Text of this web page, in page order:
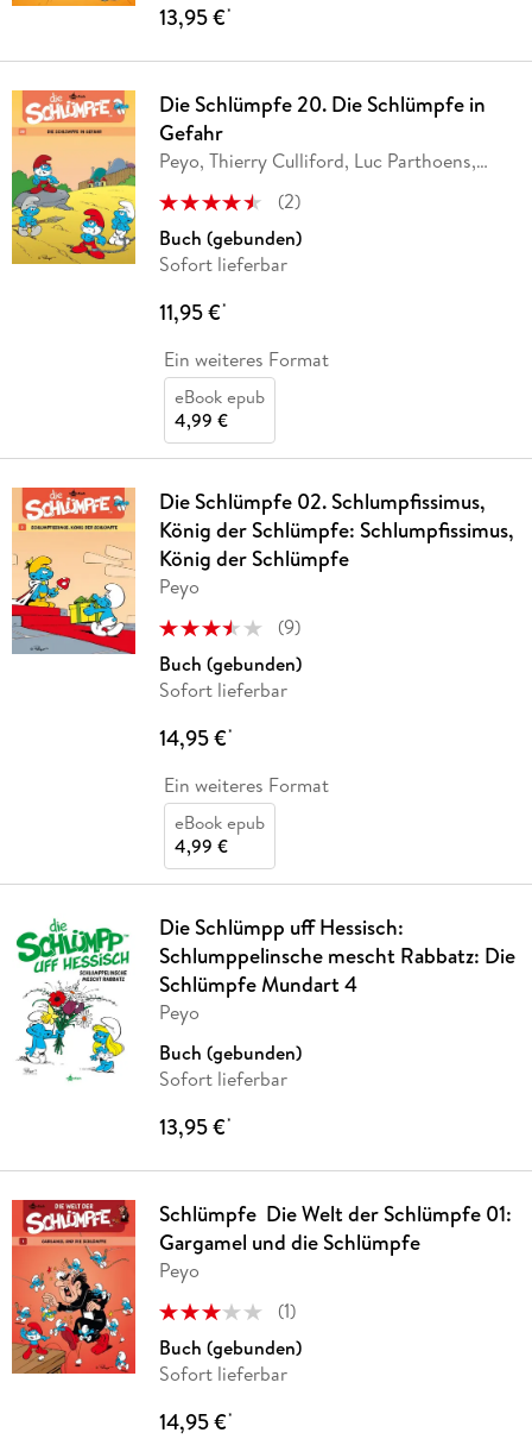
13,95 €*
Die Schlümpfe 20. Die Schlümpfe in
Gefahr
Peyo, Thierry Culliford, Luc Parthoens,
(2)
Buch (gebunden)
Sofort lieferbar
11,95 €*
Ein weiteres Format
eBook epub
4,99 €
Die Schlümpfe 02. Schlumpfissimus,
König der Schlümpfe: Schlumpfissimus,
König der Schlümpfe
Peyo
(9)
Buch (gebunden)
Sofort lieferbar
14,95 €*
Ein weiteres Format
eBook epub
4,99 €
Die Schlümpp uff Hessisch:
Schlumppelinsche mescht Rabbatz: Die
Schlümpfe Mundart 4
Peyo
Buch (gebunden)
Sofort lieferbar
13,95 €*
Schlümpfe ­ Die Welt der Schlümpfe 01:
Gargamel und die Schlümpfe
Peyo
(1)
Buch (gebunden)
Sofort lieferbar
14,95 €*